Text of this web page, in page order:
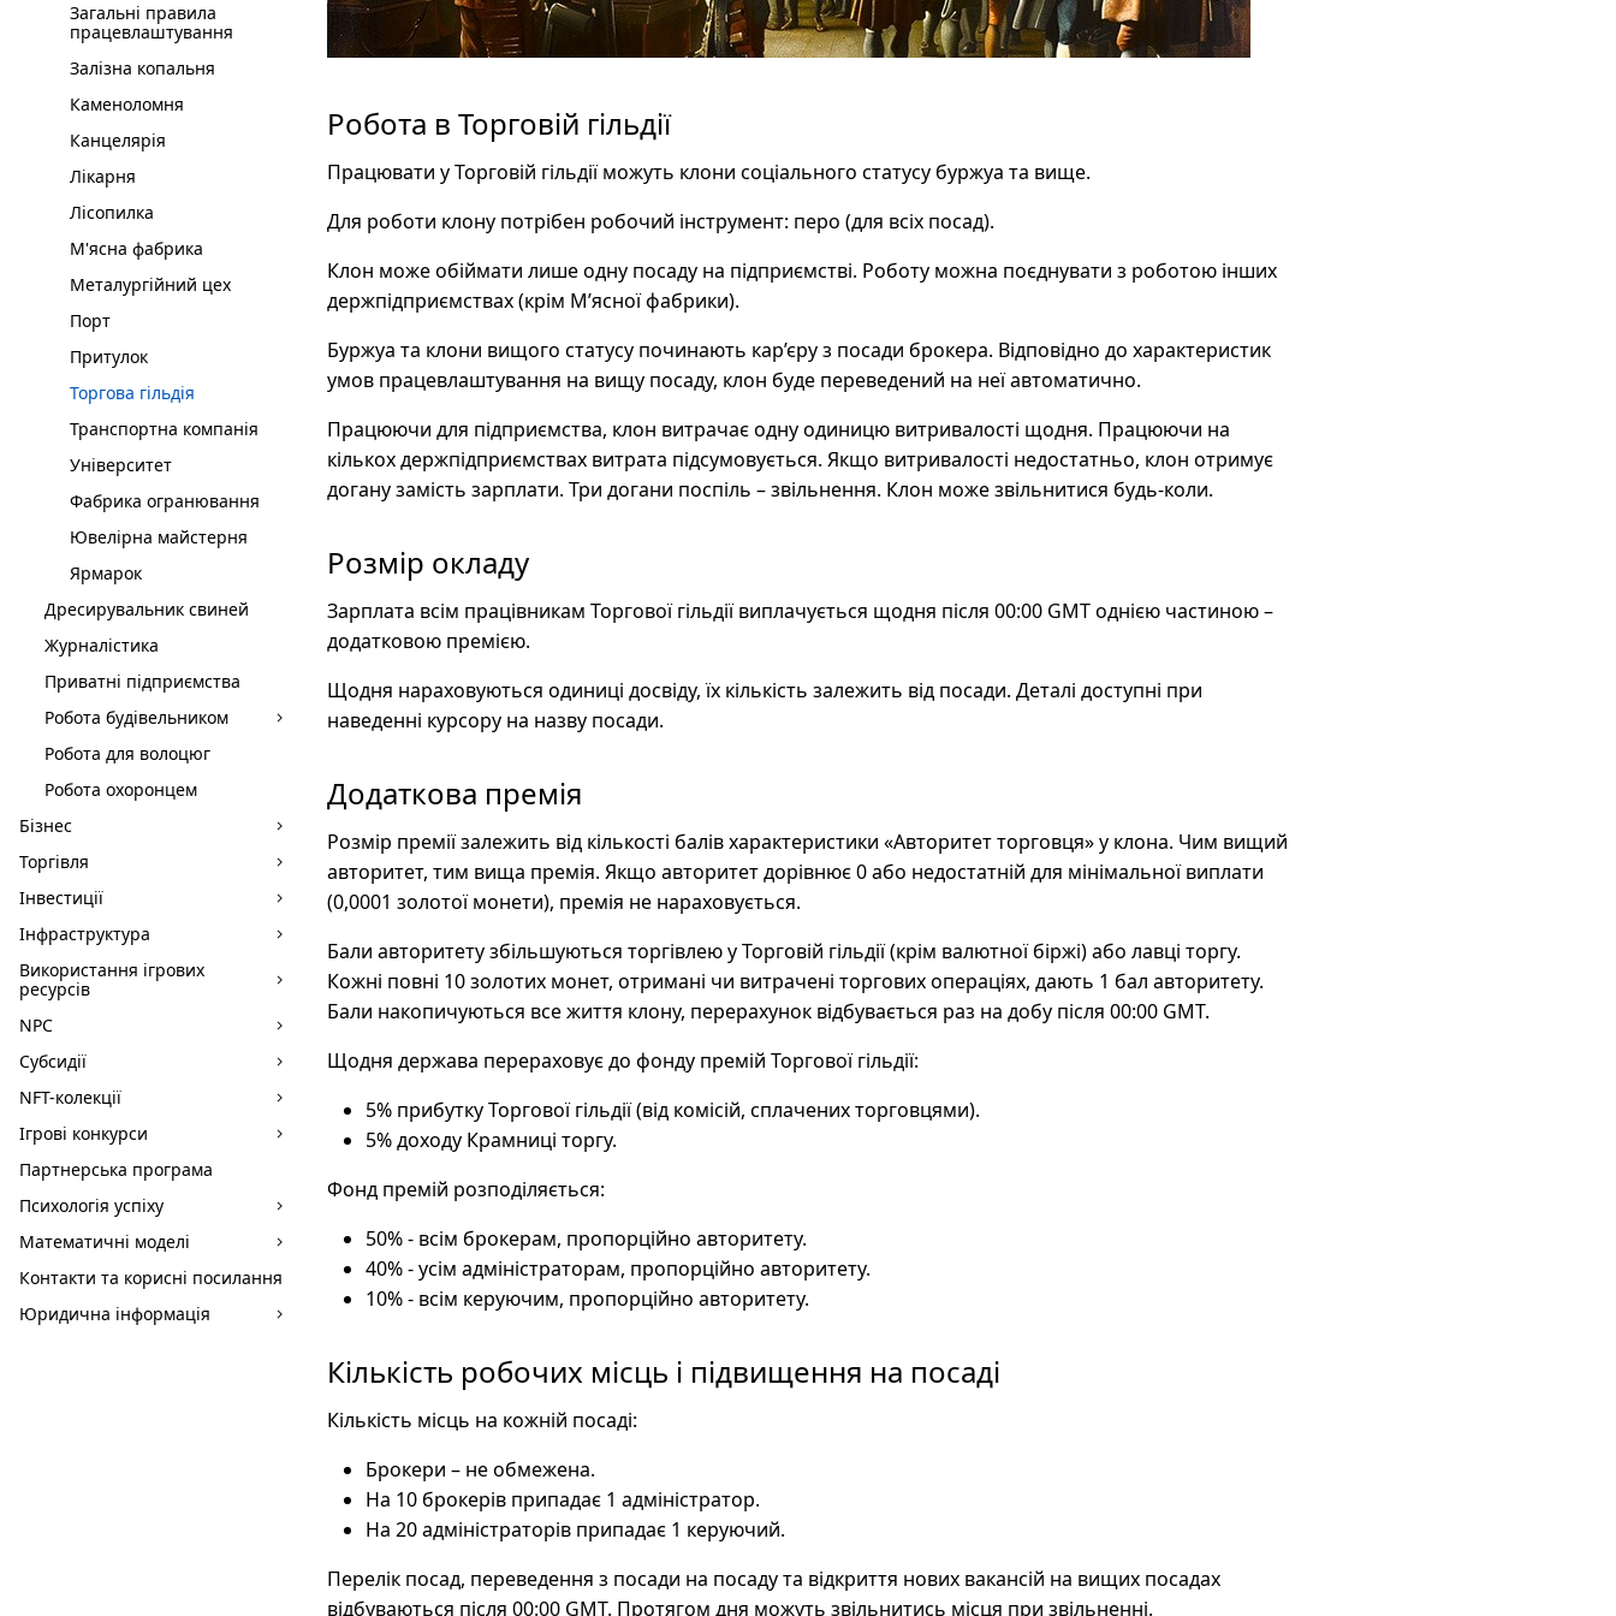
Загальні правила
працевлаштування
Залізна копальня
Каменоломня
Канцелярія
Лікарня
Лісопилка
М'ясна фабрика
Металургійний цех
Порт
Притулок
Торгова гільдія
Транспортна компанія
Університет
Фабрика огранювання
Ювелірна майстерня
Ярмарок
Дресирувальник свиней
Журналістика
Приватні підприємства
Робота будівельником
Робота для волоцюг
Робота охоронцем
Бізнес
Торгівля
Інвестиції
Інфраструктура
Використання ігрових
ресурсів
NPC
Субсидії
NFT-колекції
Ігрові конкурси
Партнерська програма
Психологія успіху
Математичні моделі
Контакти та корисні посилання
Юридична інформація
Робота в Торговій гільдії
Працювати у Торговій гільдії можуть клони соціального статусу буржуа та вище.
Для роботи клону потрібен робочий інструмент: перо (для всіх посад).
Клон може обіймати лише одну посаду на підприємстві. Роботу можна поєднувати з роботою інших
держпідприємствах (крім М’ясної фабрики).
Буржуа та клони вищого статусу починають кар’єру з посади брокера. Відповідно до характеристик
умов працевлаштування на вищу посаду, клон буде переведений на неї автоматично.
Працюючи для підприємства, клон витрачає одну одиницю витривалості щодня. Працюючи на
кількох держпідприємствах витрата підсумовується. Якщо витривалості недостатньо, клон отримує
догану замість зарплати. Три догани поспіль – звільнення. Клон може звільнитися будь-коли.
Розмір окладу
Зарплата всім працівникам Торгової гільдії виплачується щодня після 00:00 GMT однією частиною –
додатковою премією.
Щодня нараховуються одиниці досвіду, їх кількість залежить від посади. Деталі доступні при
наведенні курсору на назву посади.
Додаткова премія
Розмір премії залежить від кількості балів характеристики «Авторитет торговця» у клона. Чим вищий
авторитет, тим вища премія. Якщо авторитет дорівнює 0 або недостатній для мінімальної виплати
(0,0001 золотої монети), премія не нараховується.
Бали авторитету збільшуються торгівлею у Торговій гільдії (крім валютної біржі) або лавці торгу.
Кожні повні 10 золотих монет, отримані чи витрачені торгових операціях, дають 1 бал авторитету.
Бали накопичуються все життя клону, перерахунок відбувається раз на добу після 00:00 GMT.
Щодня держава перераховує до фонду премій Торгової гільдії:
5% прибутку Торгової гільдії (від комісій, сплачених торговцями).
5% доходу Крамниці торгу.
Фонд премій розподіляється:
50% - всім брокерам, пропорційно авторитету.
40% - усім адміністраторам, пропорційно авторитету.
10% - всім керуючим, пропорційно авторитету.
Кількість робочих місць і підвищення на посаді
Кількість місць на кожній посаді:
Брокери – не обмежена.
На 10 брокерів припадає 1 адміністратор.
На 20 адміністраторів припадає 1 керуючий.
Перелік посад, переведення з посади на посаду та відкриття нових вакансій на вищих посадах
відбуваються після 00:00 GMT. Протягом дня можуть звільнитись місця при звільненні.